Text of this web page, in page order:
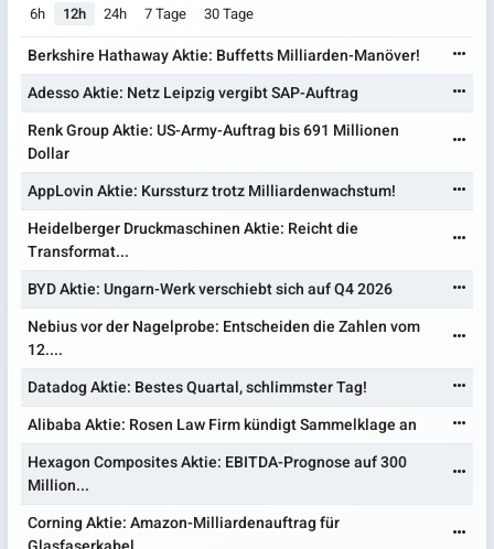
6h 12h 24h 7 Tage 30 Tage
Berkshire Hathaway Aktie: Buffetts Milliarden-Manöver!
Adesso Aktie: Netz Leipzig vergibt SAP-Auftrag
Renk Group Aktie: US-Army-Auftrag bis 691 Millionen
Dollar
AppLovin Aktie: Kurssturz trotz Milliardenwachstum!
Heidelberger Druckmaschinen Aktie: Reicht die
Transformat...
BYD Aktie: Ungarn-Werk verschiebt sich auf Q4 2026
Nebius vor der Nagelprobe: Entscheiden die Zahlen vom
12....
Datadog Aktie: Bestes Quartal, schlimmster Tag!
Alibaba Aktie: Rosen Law Firm kündigt Sammelklage an
Hexagon Composites Aktie: EBITDA-Prognose auf 300
Million...
Corning Aktie: Amazon-Milliardenauftrag für